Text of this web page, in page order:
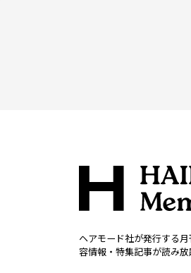
ヘアモード社が発行する
容情報・特集記事が読み放